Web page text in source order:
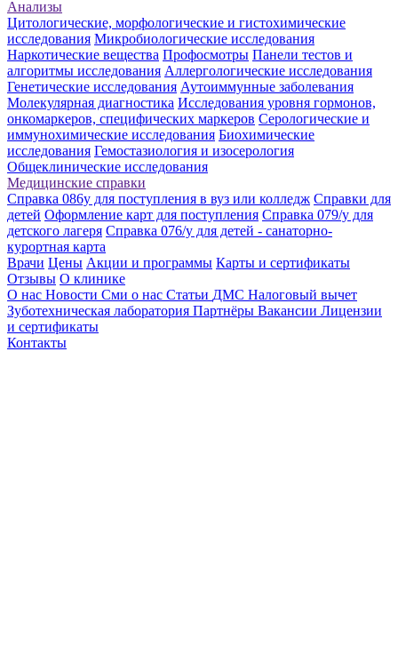
Анализы
Цитологические, морфологические и гистохимические
исследования Микробиологические исследования
Наркотические вещества Профосмотры Панели тестов и
алгоритмы исследования Аллергологические исследования
Генетические исследования Аутоиммунные заболевания
Молекулярная диагностика Исследования уровня гормонов,
онкомаркеров, специфических маркеров Серологические и
иммунохимические исследования Биохимические
исследования Гемостазиология и изосерология
Общеклинические исследования
Медицинские справки
Справка 086у для поступления в вуз или колледж Справки для
детей Оформление карт для поступления Справка 079/у для
детского лагеря Справка 076/у для детей - санаторно-
курортная карта
Врачи Цены Акции и программы Карты и сертификаты
Отзывы О клинике
О нас Новости Сми о нас Статьи ДМС Налоговый вычет
Зуботехническая лаборатория Партнёры Вакансии Лицензии
и сертификаты
Контакты